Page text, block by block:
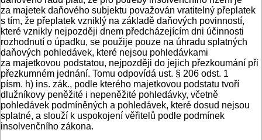
za majetek daňového subjektu považován vratitelný přeplatek
s tím, že přeplatek vzniklý na základě daňových povinností,
které vznikly nejpozději dnem předcházejícím dni účinnosti
rozhodnutí o úpadku, se použije pouze na úhradu splatných
daňových pohledávek, které nejsou pohledávkami
za majetkovou podstatou, nejpozději do jejich přezkoumání při
přezkumném jednání. Tomu odpovídá ust. § 206 odst. 1
písm. h) ins. zák., podle kterého majetkovou podstatu tvoří
dlužníkovy peněžité i nepeněžité pohledávky, včetně
pohledávek podmíněných a pohledávek, které dosud nejsou
splatné, a slouží k uspokojení věřitelů podle podmínek
insolvenčního zákona.